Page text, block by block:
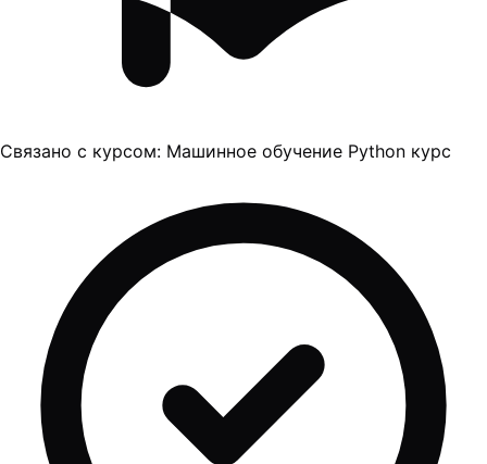
Связано с курсом: Машинное обучение Python курс